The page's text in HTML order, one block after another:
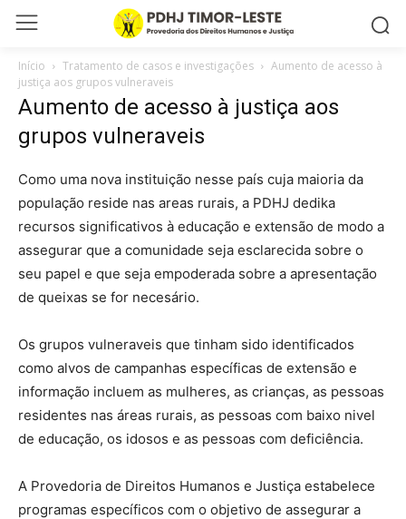
Início Tratamento de casos e investigações
Aumento de acesso à
justiça aos grupos vulneraveis
Aumento de acesso à justiça aos
grupos vulneraveis
Como uma nova instituição nesse país cuja maioria da
população reside nas areas rurais, a PDHJ dedika
recursos significativos à educação e extensão de modo a
assegurar que a comunidade seja esclarecida sobre o
seu papel e que seja empoderada sobre a apresentação
de queixas se for necesário.
Os grupos vulneraveis que tinham sido identificados
como alvos de campanhas específicas de extensão e
informação incluem as mulheres, as crianças, as pessoas
residentes nas áreas rurais, as pessoas com baixo nivel
de educação, os idosos e as pessoas com deficiência.
A Provedoria de Direitos Humanos e Justiça estabelece
programas específicos com o objetivo de assegurar a